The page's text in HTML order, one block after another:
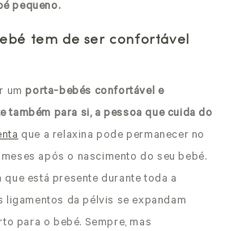
pequeno.
tem de ser confortável
um porta-bebés confortável e
também para si, a pessoa que cuida do
que a relaxina pode permanecer no
após o nascimento do seu bebé.
que está presente durante toda a
ligamentos da pélvis se expandam
para o bebé. Sempre, mas